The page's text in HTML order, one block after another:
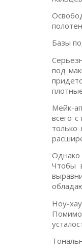
Базы
под
Мейк-
всего
Однако
Чтобы
Ноу-
Помимо